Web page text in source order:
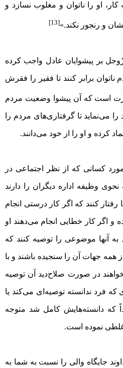
او را ناتوان و مغلوب نسازد و
و رنجور نکند.»[13]
بر پیشوایان عادل واجب کرده
برابر کنند تا فقیر را فقرش
است که آن پیشوا وضعیت مردم
می‌نماید تا گرفتاری‌های مردم را
کرده و او را از خود می‌دانند.
کسانی که از نظر اجتماعی در
نحوی وظیفه اداره دیگران را دارند
رفتار کنند که اگر کار درستی انجام
و اگر کار خطایی انجام می‌دهند او
به آنها موضوعی را توصیه کنند که
همه جهات آن را سنجیده باشند و با
بخواهند در صورت صلاح‌دید آن توصیه
که فرد ندانسته توصیه‌ای می‌کند یا
که دانسته‌هایش کامل شد متوجه
نموده است.
جایگاه والی را نسبت به شما به